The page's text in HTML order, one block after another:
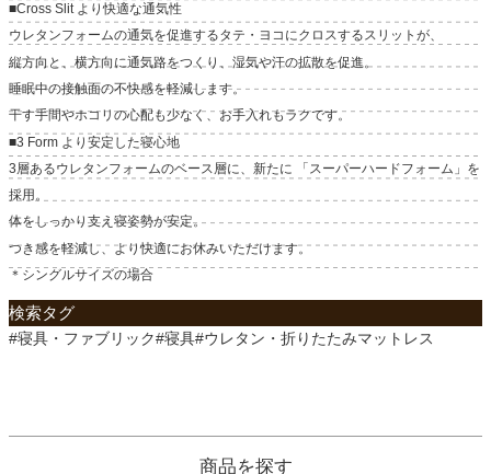
■Cross Slit より快適な通気性
ウレタンフォームの通気を促進するタテ・ヨコにクロスするスリットが、
縦方向と、横方向に通気路をつくり、湿気や汗の拡散を促進。
睡眠中の接触面の不快感を軽減します。
干す手間やホコリの心配も少なく、お手入れもラクです。
■3 Form より安定した寝心地
3層あるウレタンフォームのベース層に、新たに 「スーパーハードフォーム」を
採用。
体をしっかり支え寝姿勢が安定。
つき感を軽減し、より快適にお休みいただけます。
＊シングルサイズの場合
検索タグ
#寝具・ファブリック#寝具#ウレタン・折りたたみマットレス
商品を探す